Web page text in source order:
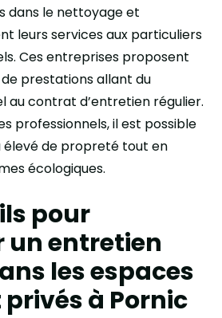
dans le nettoyage et
leurs services aux particuliers
Ces entreprises proposent
prestations allant du
au contrat d’entretien régulier.
professionnels, il est possible
élevé de propreté tout en
écologiques.
pour
entretien
les espaces
à Pornic